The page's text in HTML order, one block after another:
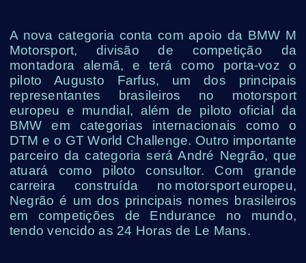
A nova categoria conta com apoio da BMW M
Motorsport, divisão de competição da
montadora alemã, e terá como porta-voz o
piloto Augusto Farfus, um dos principais
representantes brasileiros no motorsport
europeu e mundial, além de piloto oficial da
BMW em categorias internacionais como o
DTM e o GT World Challenge. Outro importante
parceiro da categoria será André Negrão, que
atuará como piloto consultor. Com grande
carreira construída no motorsport europeu,
Negrão é um dos principais nomes brasileiros
em competições de Endurance no mundo,
tendo vencido as 24 Horas de Le Mans.